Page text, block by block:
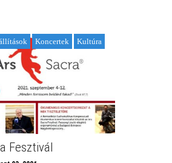
Koncertek Kultúra
Fesztivál